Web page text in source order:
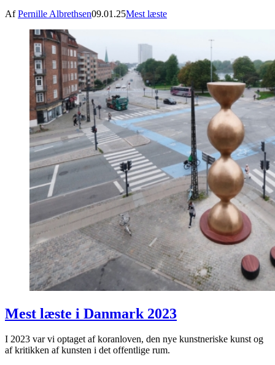
AfPernille Albrethsen09.01.25Mest læste
Mest læste i Danmark 2023
I 2023 var vi optaget af koranloven, den nye kunstneriske kunst og
af kritikken af kunsten i det offentlige rum.